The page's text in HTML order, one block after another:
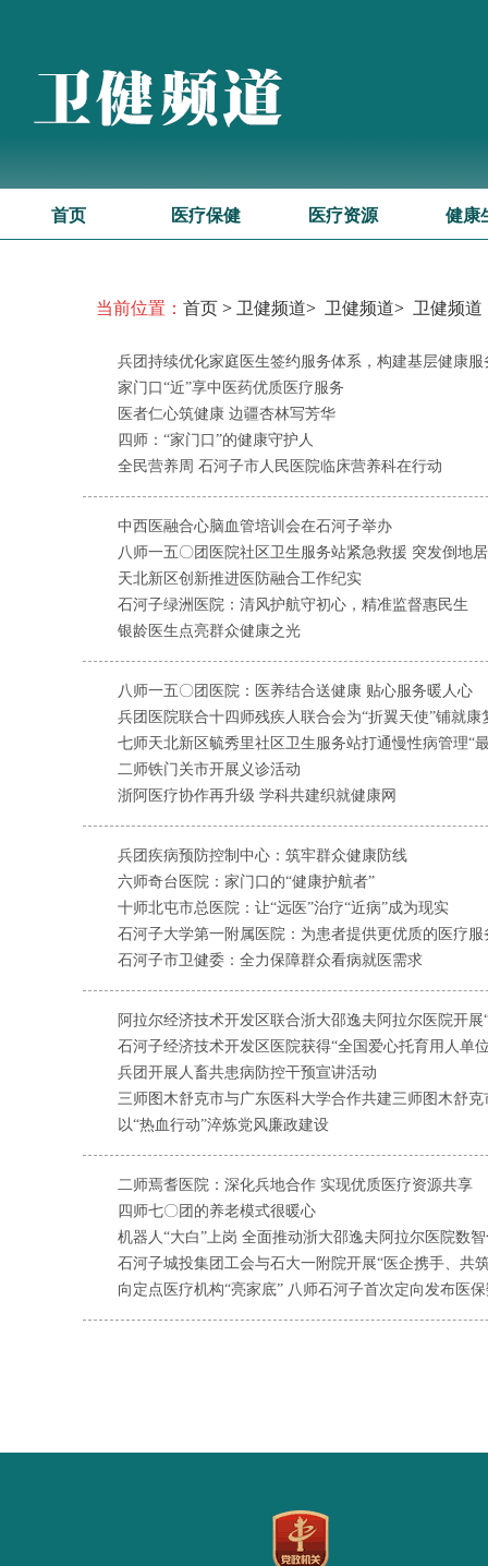
首页 医疗保健 医疗资源 健康
当前位置： 首页 > 卫健频道> 卫健频道> 卫健频道
兵团持续优化家庭医生签约服务体系，构建基层健康
家门口“近”享中医药优质医疗服务
医者仁心筑健康 边疆杏林写芳华
​四师：“家门口”的健康守护人
全民营养周 石河子市人民医院临床营养科在行动
中西医融合心脑血管培训会在石河子举办
八师一五〇团医院社区卫生服务站紧急救援 突发倒地
天北新区创新推进医防融合工作纪实
石河子绿洲医院：清风护航守初心，精准监督惠民生
银龄医生点亮群众健康之光
八师一五〇团医院：医养结合送健康 贴心服务暖人心
兵团医院联合十四师残疾人联合会为“折翼天使”铺就康
七师天北新区毓秀里社区卫生服务站打通慢性病管理“
​二师铁门关市开展义诊活动
浙阿医疗协作再升级 学科共建织就健康网
兵团疾病预防控制中心：筑牢群众健康防线
六师奇台医院：家门口的“健康护航者”
十师北屯市总医院：让“远医”治疗“近病”成为现实
石河子大学第一附属医院：为患者提供更优质的医疗服
石河子市卫健委：全力保障群众看病就医需求
阿拉尔经济技术开发区联合浙大邵逸夫阿拉尔医院开
石河子经济技术开发区医院获得“全国爱心托育用人单
兵团开展人畜共患病防控干预宣讲活动
三师图木舒克市与广东医科大学合作共建三师图木舒
以“热血行动”淬炼党风廉政建设
二师焉耆医院：深化兵地合作 实现优质医疗资源共享
四师七〇团的养老模式很暖心
机器人“大白”上岗 全面推动浙大邵逸夫阿拉尔医院数
石河子城投集团工会与石大一附院开展“医企携手、共
向定点医疗机构“亮家底” 八师石河子首次定向发布医